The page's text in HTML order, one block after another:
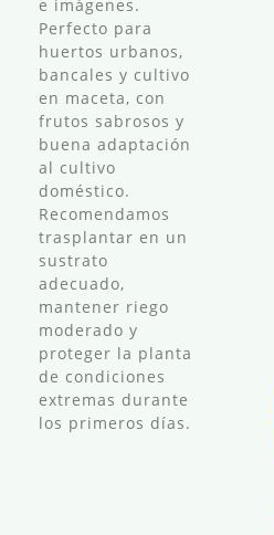
e imágenes.
Perfecto para
huertos urbanos,
bancales y cultivo
en maceta, con
frutos sabrosos y
buena adaptación
al cultivo
doméstico.
Recomendamos
trasplantar en un
sustrato
adecuado,
mantener riego
moderado y
proteger la planta
de condiciones
extremas durante
los primeros días.